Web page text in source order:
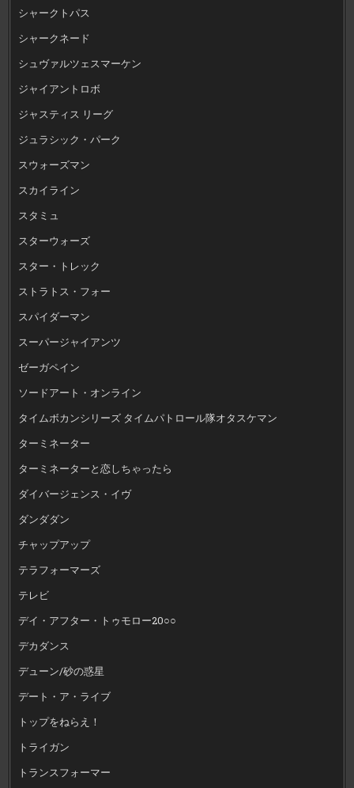
シャークトパス
シャークネード
シュヴァルツェスマーケン
ジャイアントロボ
ジャスティス リーグ
ジュラシック・パーク
スウォーズマン
スカイライン
スタミュ
スターウォーズ
スター・トレック
ストラトス・フォー
スパイダーマン
スーパージャイアンツ
ゼーガペイン
ソードアート・オンライン
タイムボカンシリーズ タイムパトロール隊オタスケマン
ターミネーター
ターミネーターと恋しちゃったら
ダイバージェンス・イヴ
ダンダダン
チャップアップ
テラフォーマーズ
テレビ
デイ・アフター・トゥモロー20○○
デカダンス
デューン/砂の惑星
デート・ア・ライブ
トップをねらえ！
トライガン
トランスフォーマー